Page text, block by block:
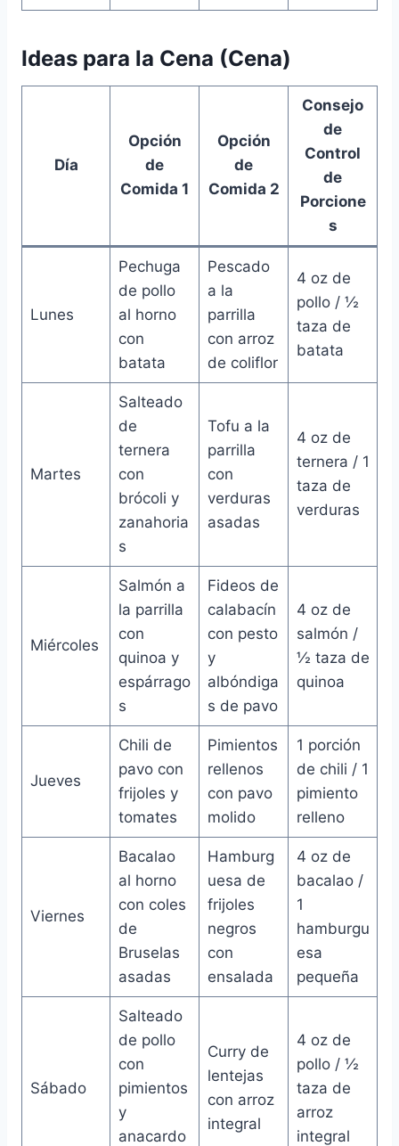
Ideas para la Cena (Cena)
Día
Opción
de
Comida 1
Opción
de
Comida 2
Consejo
de
Control
de
Porcione
s
Lunes
Pechuga
de pollo
al horno
con
batata
Pescado
a la
parrilla
con arroz
de coliflor
4 oz de
pollo / ½
taza de
batata
Martes
Salteado
de
ternera
con
brócoli y
zanahoria
s
Tofu a la
parrilla
con
verduras
asadas
4 oz de
ternera / 1
taza de
verduras
Miércoles
Salmón a
la parrilla
con
quinoa y
espárrago
s
Fideos de
calabacín
con pesto
y
albóndiga
s de pavo
4 oz de
salmón /
½ taza de
quinoa
Jueves
Chili de
pavo con
frijoles y
tomates
Pimientos
rellenos
con pavo
molido
1 porción
de chili / 1
pimiento
relleno
Viernes
Bacalao
al horno
con coles
de
Bruselas
asadas
Hamburg
uesa de
frijoles
negros
con
ensalada
4 oz de
bacalao /
1
hamburgu
esa
pequeña
Sábado
Salteado
de pollo
con
pimientos
y
anacardo
Curry de
lentejas
con arroz
integral
4 oz de
pollo / ½
taza de
arroz
integral